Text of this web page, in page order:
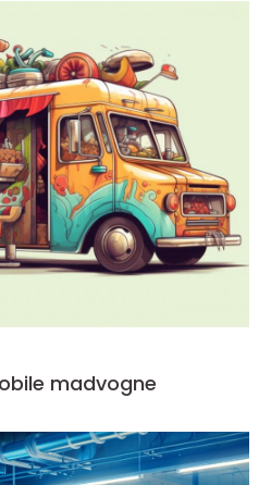
madvogne